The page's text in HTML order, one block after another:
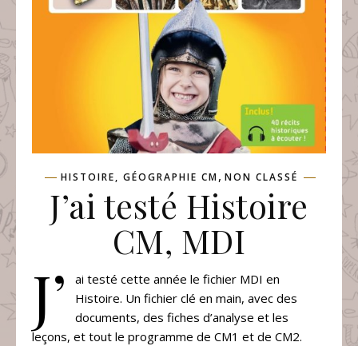
HISTOIRE, GÉOGRAPHIE CM, NON CLASSÉ
J’ai testé Histoire
CM, MDI
J’
ai testé cette année le fichier MDI en
Histoire. Un fichier clé en main, avec des
documents, des fiches d’analyse et les
leçons, et tout le programme de CM1 et de CM2.